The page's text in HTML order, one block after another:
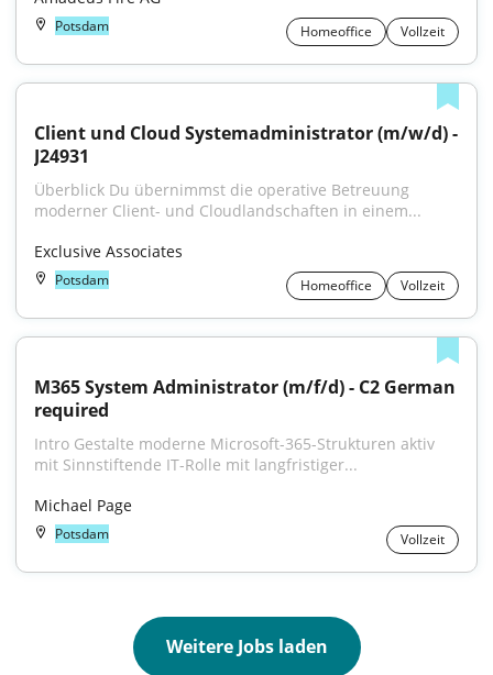
Potsdam Homeoffice Vollzeit
Client und Cloud Systemadministrator (m/w/d) -
J24931
Überblick Du übernimmst die operative Betreuung
moderner Client- und Cloudlandschaften in einem...
Exclusive Associates
Potsdam Homeoffice Vollzeit
M365 System Administrator (m/f/d) - C2 German
required
Intro Gestalte moderne Microsoft-365-Strukturen aktiv
mit Sinnstiftende IT-Rolle mit langfristiger...
Michael Page
Potsdam Vollzeit
Weitere Jobs laden